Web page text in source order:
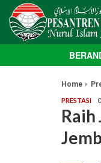
Home
PRESTASI
Raih